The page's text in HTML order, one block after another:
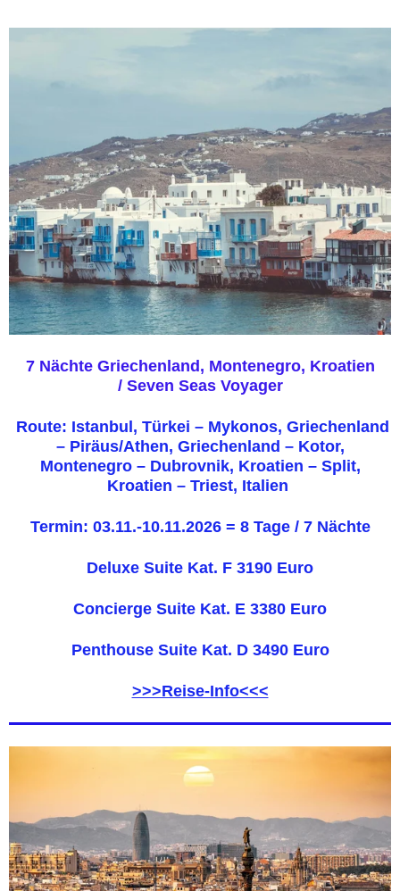
7 Nächte Griechenland, Montenegro, Kroatien
/ Seven Seas Voyager
Route: Istanbul, Türkei – Mykonos, Griechenland
– Piräus/Athen, Griechenland – Kotor,
Montenegro – Dubrovnik, Kroatien – Split,
Kroatien – Triest, Italien
Termin: 03.11.-10.11.2026 = 8 Tage / 7 Nächte
Deluxe Suite Kat. F 3190 Euro
Concierge Suite Kat. E 3380 Euro
Penthouse Suite Kat. D 3490 Euro
>>>Reise-Info<<<